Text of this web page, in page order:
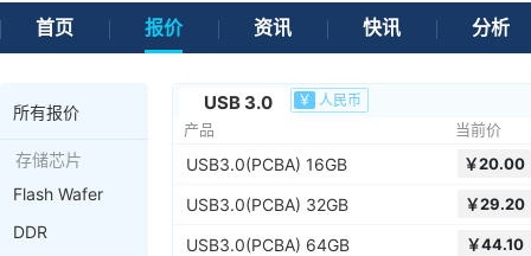
首页 报价 资讯 快讯 分析
所有报价
存储芯片
Flash Wafer
DDR
USB 3.0 ￥ 人民币
产品 当前价
USB3.0(PCBA) 16GB ￥20.00
USB3.0(PCBA) 32GB ￥29.20
USB3.0(PCBA) 64GB ￥44.10